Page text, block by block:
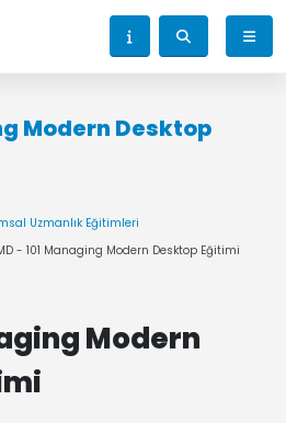
Modern Desktop
Uzmanlık Eğitimleri
- 101 Managing Modern Desktop Eğitimi
Modern